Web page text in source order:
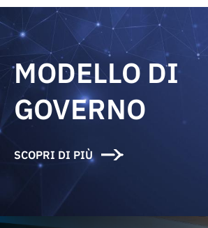
MODELLO DI
GOVERNO
SCOPRI DI PIÙ